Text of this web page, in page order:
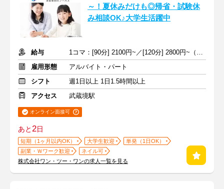
～！夏休みだけも◎帰省・試験休
み相談OK♪大学生活躍中
給与
1コマ：[90分] 2100円~／[120分] 2800円~（時給1400円~）+交通費
雇用形態
アルバイト・パート
シフト
週1日以上 1日1.5時間以上
アクセス
武蔵境駅
オンライン面接可
あと2日
短期（1ヶ月以内OK） 大学生歓迎
単発（1日OK）
副業・Ｗワーク歓迎
ネイル可
株式会社ワン・ツー・ワンの求人一覧を見る